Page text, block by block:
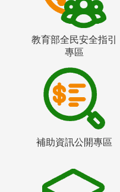
教育部全民安全指引
專區
補助資訊公開專區